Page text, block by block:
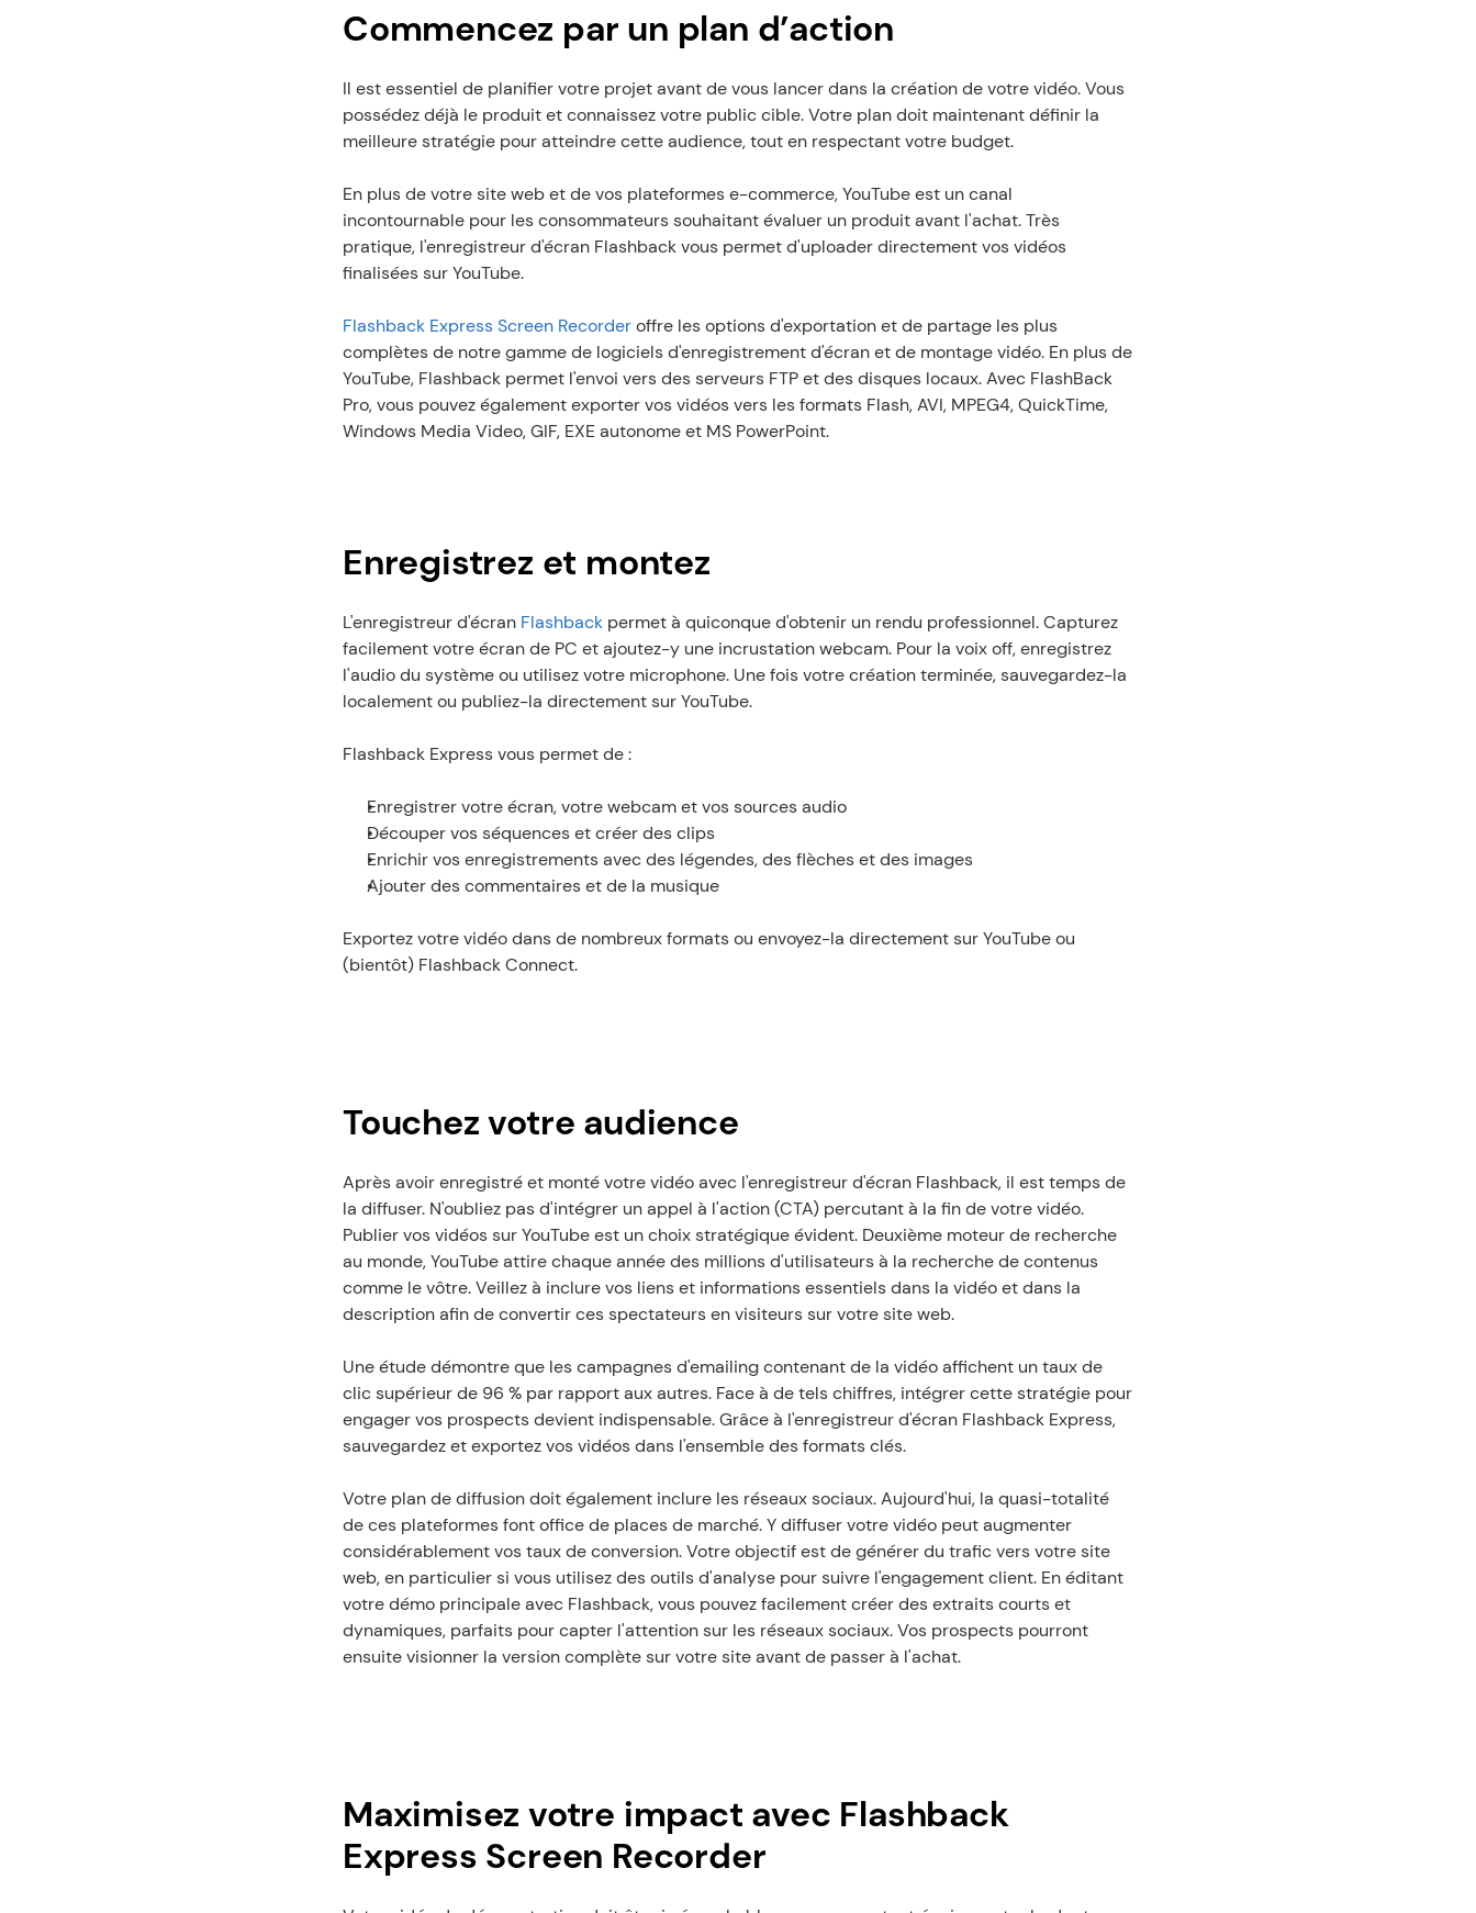
Commencez par un plan d’action
Il est essentiel de planifier votre projet avant de vous lancer dans la création de votre vidéo. Vous
possédez déjà le produit et connaissez votre public cible. Votre plan doit maintenant définir la
meilleure stratégie pour atteindre cette audience, tout en respectant votre budget.
En plus de votre site web et de vos plateformes e-commerce, YouTube est un canal
incontournable pour les consommateurs souhaitant évaluer un produit avant l'achat. Très
pratique, l'enregistreur d'écran Flashback vous permet d'uploader directement vos vidéos
finalisées sur YouTube.
Flashback Express Screen Recorder offre les options d'exportation et de partage les plus
complètes de notre gamme de logiciels d'enregistrement d'écran et de montage vidéo. En plus de
YouTube, Flashback permet l'envoi vers des serveurs FTP et des disques locaux. Avec FlashBack
Pro, vous pouvez également exporter vos vidéos vers les formats Flash, AVI, MPEG4, QuickTime,
Windows Media Video, GIF, EXE autonome et MS PowerPoint.
Enregistrez et montez
L'enregistreur d'écran Flashback permet à quiconque d'obtenir un rendu professionnel. Capturez
facilement votre écran de PC et ajoutez-y une incrustation webcam. Pour la voix off, enregistrez
l'audio du système ou utilisez votre microphone. Une fois votre création terminée, sauvegardez-la
localement ou publiez-la directement sur YouTube.
Flashback Express vous permet de :
Enregistrer votre écran, votre webcam et vos sources audio
Découper vos séquences et créer des clips
Enrichir vos enregistrements avec des légendes, des flèches et des images
Ajouter des commentaires et de la musique
Exportez votre vidéo dans de nombreux formats ou envoyez-la directement sur YouTube ou
(bientôt) Flashback Connect.
Touchez votre audience
Après avoir enregistré et monté votre vidéo avec l'enregistreur d'écran Flashback, il est temps de
la diffuser. N'oubliez pas d'intégrer un appel à l'action (CTA) percutant à la fin de votre vidéo.
Publier vos vidéos sur YouTube est un choix stratégique évident. Deuxième moteur de recherche
au monde, YouTube attire chaque année des millions d'utilisateurs à la recherche de contenus
comme le vôtre. Veillez à inclure vos liens et informations essentiels dans la vidéo et dans la
description afin de convertir ces spectateurs en visiteurs sur votre site web.
Une étude démontre que les campagnes d'emailing contenant de la vidéo affichent un taux de
clic supérieur de 96 % par rapport aux autres. Face à de tels chiffres, intégrer cette stratégie pour
engager vos prospects devient indispensable. Grâce à l'enregistreur d'écran Flashback Express,
sauvegardez et exportez vos vidéos dans l'ensemble des formats clés.
Votre plan de diffusion doit également inclure les réseaux sociaux. Aujourd'hui, la quasi-totalité
de ces plateformes font office de places de marché. Y diffuser votre vidéo peut augmenter
considérablement vos taux de conversion. Votre objectif est de générer du trafic vers votre site
web, en particulier si vous utilisez des outils d'analyse pour suivre l'engagement client. En éditant
votre démo principale avec Flashback, vous pouvez facilement créer des extraits courts et
dynamiques, parfaits pour capter l'attention sur les réseaux sociaux. Vos prospects pourront
ensuite visionner la version complète sur votre site avant de passer à l'achat.
Maximisez votre impact avec Flashback
Express Screen Recorder